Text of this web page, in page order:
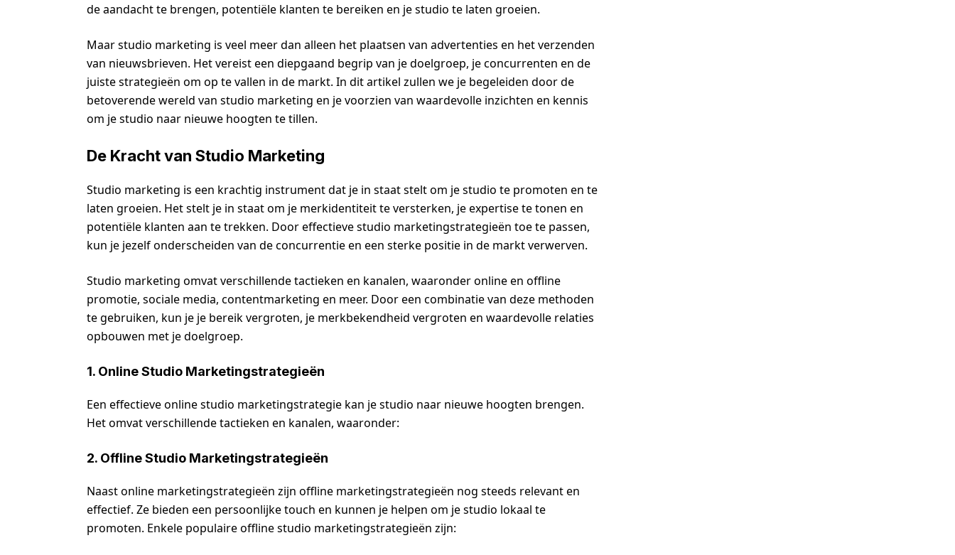
de aandacht te brengen, potentiële klanten te bereiken en je studio te laten groeien.
Maar studio marketing is veel meer dan alleen het plaatsen van advertenties en het verzenden
van nieuwsbrieven. Het vereist een diepgaand begrip van je doelgroep, je concurrenten en de
juiste strategieën om op te vallen in de markt. In dit artikel zullen we je begeleiden door de
betoverende wereld van studio marketing en je voorzien van waardevolle inzichten en kennis
om je studio naar nieuwe hoogten te tillen.
De Kracht van Studio Marketing
Studio marketing is een krachtig instrument dat je in staat stelt om je studio te promoten en te
laten groeien. Het stelt je in staat om je merkidentiteit te versterken, je expertise te tonen en
potentiële klanten aan te trekken. Door effectieve studio marketingstrategieën toe te passen,
kun je jezelf onderscheiden van de concurrentie en een sterke positie in de markt verwerven.
Studio marketing omvat verschillende tactieken en kanalen, waaronder online en offline
promotie, sociale media, contentmarketing en meer. Door een combinatie van deze methoden
te gebruiken, kun je je bereik vergroten, je merkbekendheid vergroten en waardevolle relaties
opbouwen met je doelgroep.
1. Online Studio Marketingstrategieën
Een effectieve online studio marketingstrategie kan je studio naar nieuwe hoogten brengen.
Het omvat verschillende tactieken en kanalen, waaronder:
2. Offline Studio Marketingstrategieën
Naast online marketingstrategieën zijn offline marketingstrategieën nog steeds relevant en
effectief. Ze bieden een persoonlijke touch en kunnen je helpen om je studio lokaal te
promoten. Enkele populaire offline studio marketingstrategieën zijn: